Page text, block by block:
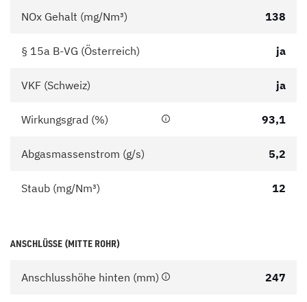
NOx Gehalt (mg/Nm³) 138
§ 15a B-VG (Österreich) ja
VKF (Schweiz) ja
Wirkungsgrad (%) 93,1
Abgasmassenstrom (g/s) 5,2
Staub (mg/Nm³) 12
ANSCHLÜSSE (MITTE ROHR)
Anschlusshöhe hinten (mm) 247